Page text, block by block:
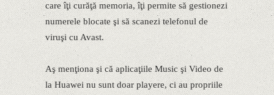
care îţi curăţă memoria, îţi permite să gestionezi
numerele blocate şi să scanezi telefonul de
viruşi cu Avast.
Aş menţiona şi că aplicaţiile Music şi Video de
la Huawei nu sunt doar playere, ci au propriile